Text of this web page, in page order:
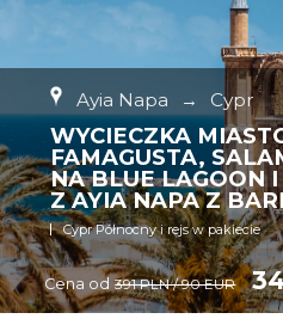
Ayia Napa → Cypr
WYCIECZKA
FAMAGUSTA,
NA BLUE LAGOON
Z AYIA NAPA Z
Cypr Północny i rejs w pakiecie
Cena od 391 PLN / 90 EUR